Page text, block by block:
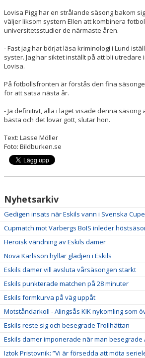
Lovisa Pigg har en strålande säsong bakom
väljer liksom systern Ellen att kombinera
universitetsstudier de närmaste åren.
- Fast jag har börjat läsa kriminologi i Lund
syster. Jag har siktet inställt på att bli
Lovisa.
På fotbollsfronten är förstås den fina
för att satsa nästa år.
- Ja definitivt, alla i laget visade denna säsong
bästa och det lovar gott, slutar hon.
Text: Lasse Möller
Foto: Bildburken.se
Nyhetsarkiv
Gedigen insats när Eskils vann i Svenska
Cupmatch mot Varbergs BoIS inleder
Heroisk vändning av Eskils damer
Nova Karlsson hyllar glädjen i Eskils
Eskils damer vill avsluta vårsäsongen starkt
Eskils punkterade matchen på 28 minuter
Eskils formkurva på väg uppåt
Motståndarkoll - Alingsås KIK nykomling som
Eskils reste sig och besegrade Trollhättan
Eskils damer imponerade när man besegrade
Iztok Pristovnik: ”Vi är försedda att möta